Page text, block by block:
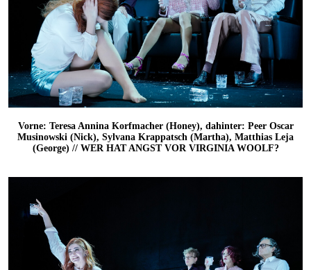
Vorne: Teresa Annina Korfmacher (Honey), dahinter: Peer Oscar
Musinowski (Nick), Sylvana Krappatsch (Martha), Matthias Leja
(George) // WER HAT ANGST VOR VIRGINIA WOOLF?